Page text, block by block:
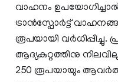
വാഹനം
ട്രാന്‍സ്പോര്‍ട്ട്
രൂപയായി വര്‍ധിപ്പിച്ചു.
ആദ്യകുറ്റത്തിനു
250 രൂപയായും